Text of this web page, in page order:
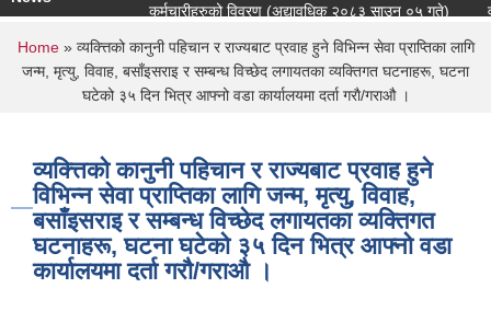
कर्मचारीहरुको विवरण (अद्यावधिक २०८३ साउन ०५ गते)
You are here
Home» व्यक्त्तिको कानुनी पहिचान र राज्यबाट प्रवाह हुने विभिन्न सेवा प्राप्तिका लागि
जन्म, मृत्यु, विवाह, बसाँइसराइ र सम्बन्ध विच्छेद लगायतका व्यक्तिगत घटनाहरू, घटना
घटेको ३५ दिन भित्र आफ्नो वडा कार्यालयमा दर्ता गराै/गराऔ ।
व्यक्त्तिको कानुनी पहिचान र राज्यबाट प्रवाह हुने
विभिन्न सेवा प्राप्तिका लागि जन्म, मृत्यु, विवाह,
बसाँइसराइ र सम्बन्ध विच्छेद लगायतका व्यक्तिगत
घटनाहरू, घटना घटेको ३५ दिन भित्र आफ्नो वडा
कार्यालयमा दर्ता गराै/गराऔ ।